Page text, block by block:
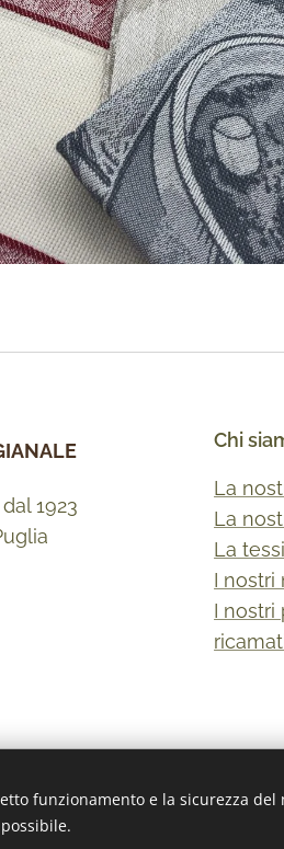
1923
Chi
La
La
La
I nostri
I nostri
funzionamento e la sicurezza del